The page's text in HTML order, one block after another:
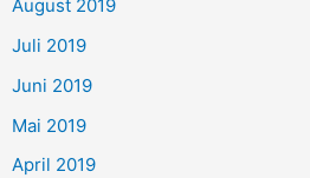
August 2019
Juli 2019
Juni 2019
Mai 2019
April 2019